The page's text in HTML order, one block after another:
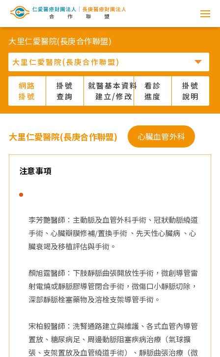
網
路
掛
號
系
統
-
仁
愛
大里仁愛醫院(長庚合作聯盟)
網路
掛號
掛號
查詢
就醫基本資料
建立/修改
看診
進度
掛號
說明
大里仁愛醫院(長庚合作聯盟) 心臟血管外科
注意事項
李芳艷醫師：主動脈及血管外科手術、冠狀動脈繞道
手術、心臟瓣膜修補/置換手術 、先天性心臟病 、心
臟衰竭及移植評估與手術。
顏旭霆醫師：下肢靜脈曲張開放性手術，微創導管雷
射電燒或靜脈膠導管閉合手術，微傷口小靜脈切除，
深部靜脈栓塞藥物及溶栓支架導管手術。
宋柏毅醫師：洗腎通路建立與維護、各式血管內導管
置放、糖尿病足、周邊動脈阻塞疾病治療（氣球擴
張、支架置放及血管繞道手術）、靜脈曲張治療（微